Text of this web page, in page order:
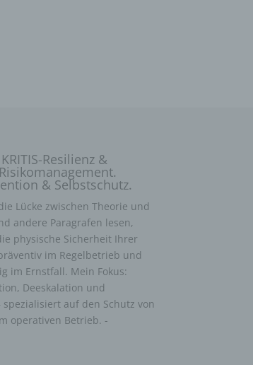
Resilienz &
& Selbstschutz.
Lücke zwischen Theorie und
andere Paragrafen lesen,
physische Sicherheit Ihrer
im Regelbetrieb und
im Ernstfall. Mein Fokus:
Deeskalation und
spezialisiert auf den Schutz von
operativen Betrieb. -